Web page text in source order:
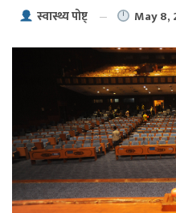
स्वास्थ्य पाेष्ट् May 8,